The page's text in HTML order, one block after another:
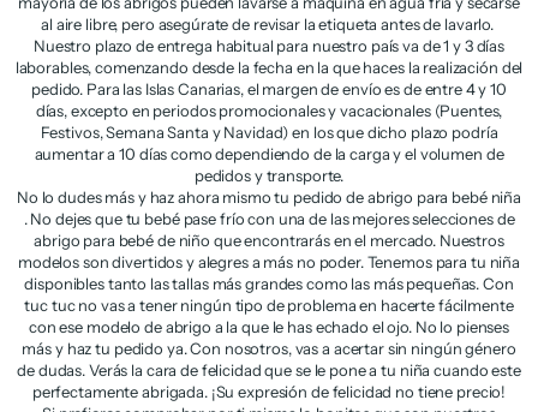
al aire libre, pero asegúrate de revisar la etiqueta antes de lavarlo.
Nuestro plazo de entrega habitual para nuestro país va de 1 y 3 días
laborables, comenzando desde la fecha en la que haces la realización del
pedido. Para las Islas Canarias, el margen de envío es de entre 4 y 10
días, excepto en periodos promocionales y vacacionales (Puentes,
Festivos, Semana Santa y Navidad) en los que dicho plazo podría
aumentar a 10 días como dependiendo de la carga y el volumen de
pedidos y transporte.
No lo dudes más y haz ahora mismo tu pedido de abrigo para bebé niña
. No dejes que tu bebé pase frío con una de las mejores selecciones de
abrigo para bebé de niño que encontrarás en el mercado. Nuestros
modelos son divertidos y alegres a más no poder. Tenemos para tu niña
disponibles tanto las tallas más grandes como las más pequeñas. Con
tuc tuc no vas a tener ningún tipo de problema en hacerte fácilmente
con ese modelo de abrigo a la que le has echado el ojo. No lo pienses
más y haz tu pedido ya. Con nosotros, vas a acertar sin ningún género
de dudas. Verás la cara de felicidad que se le pone a tu niña cuando este
perfectamente abrigada. ¡Su expresión de felicidad no tiene precio!